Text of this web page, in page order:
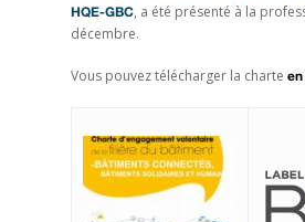
HQE-GBC, a été présenté à la
décembre.
Vous pouvez télécharger la charte